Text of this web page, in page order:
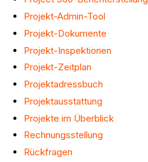
Projekt-Admin-Tool
Projekt-Dokumente
Projekt-Inspektionen
Projekt-Zeitplan
Projektadressbuch
Projektausstattung
Projekte im Überblick
Rechnungsstellung
Rückfragen